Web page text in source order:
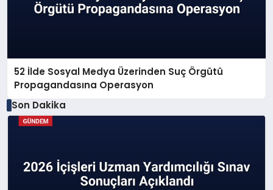
52 İlde Sosyal Medya Üzerinden Suç Örgütü
Propagandasına Operasyon
Son Dakika